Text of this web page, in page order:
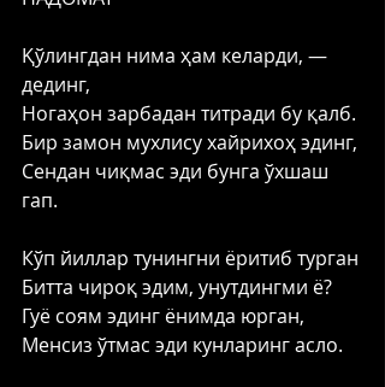
Қўлингдан нима ҳам келарди, —
дединг,
Ногаҳон зарбадан титради бу қалб.
Бир замон мухлису хайрихоҳ эдинг,
Сендан чиқмас эди бунга ўхшаш
гап.
Кўп йиллар тунингни ёритиб турган
Битта чироқ эдим, унутдингми ё?
Гуё соям эдинг ёнимда юрган,
Менсиз ўтмас эди кунларинг асло.